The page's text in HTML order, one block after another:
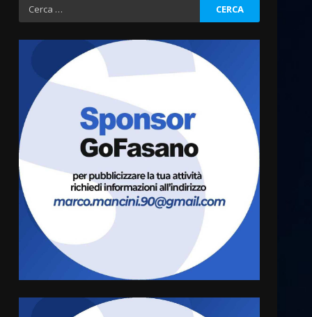
Ricerca
per:
Cura dei beni comuni e
cittadinanza attiva: online
l’avviso per la gestione
condivisa della Villetta di
Laureto
6 Agosto 2026 06:20
4
La magia del Minareto e la
prima assoluta de “L’Albergo
Belvedere. Il rapimento”
5
Serie D, l’Us Fasano è
escluso dal campionato